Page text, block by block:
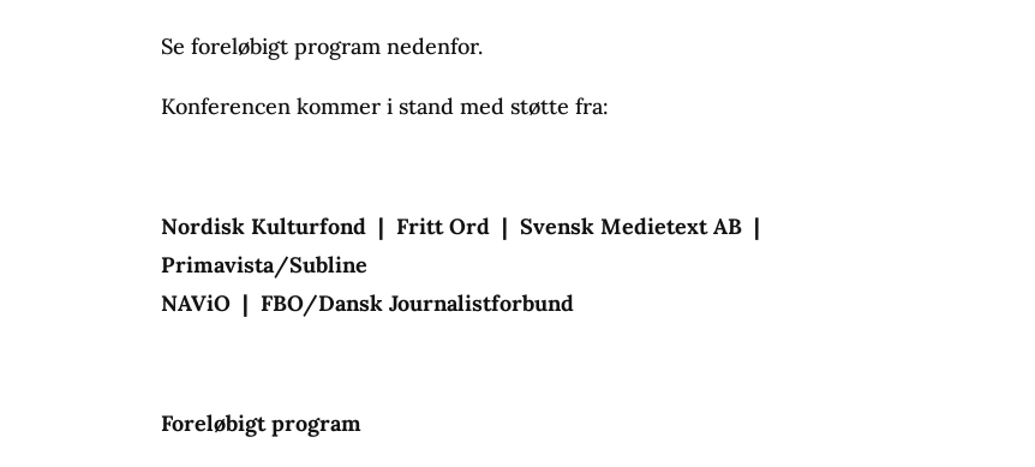
Se foreløbigt program nedenfor.
Konferencen kommer i stand med støtte fra:
Nordisk Kulturfond | Fritt Ord | Svensk Medietext AB |
Primavista/Subline
NAViO | FBO/Dansk Journalistforbund
Foreløbigt program